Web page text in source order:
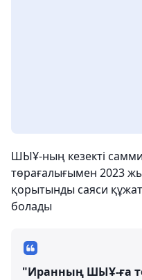
ШЫҰ-ның кезекті
төрағалығымен 2023
қорытынды саяси
болады
"Иранның ШЫҰ-ға